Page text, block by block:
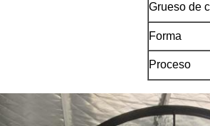
Grueso de
Forma
Proceso